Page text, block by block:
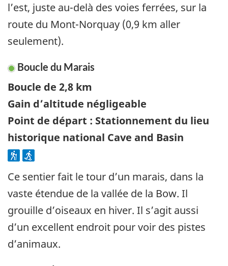
l’est, juste au-delà des voies ferrées, sur la
route du Mont-Norquay (0,9 km aller
seulement).
Boucle du Marais
Boucle de 2,8 km
Gain d’altitude négligeable
Point de départ : Stationnement du lieu
historique national Cave and Basin
Ce sentier fait le tour d’un marais, dans la
vaste étendue de la vallée de la Bow. Il
grouille d’oiseaux en hiver. Il s’agit aussi
d’un excellent endroit pour voir des pistes
d’animaux.